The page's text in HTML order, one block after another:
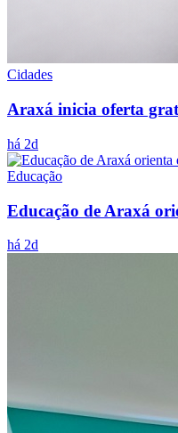
Cidades
Araxá inicia oferta
há 2d
Educação
Educação de Araxá
há 2d